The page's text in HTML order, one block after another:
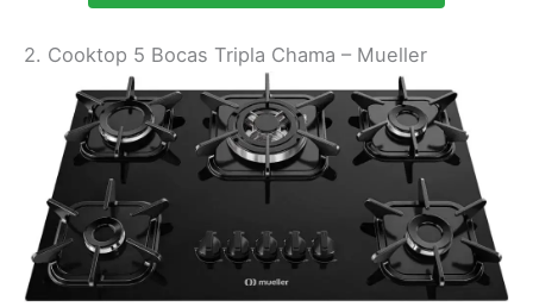
2. Cooktop 5 Bocas Tripla Chama – Mueller